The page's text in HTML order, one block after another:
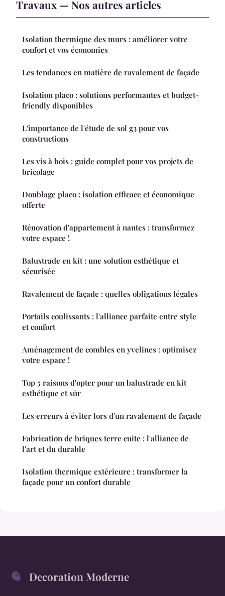
Travaux — Nos autres articles
Isolation thermique des murs : améliorer votre
confort et vos économies
Les tendances en matière de ravalement de façade
Isolation placo : solutions performantes et budget-
friendly disponibles
L'importance de l'étude de sol g3 pour vos
constructions
Les vis à bois : guide complet pour vos projets de
bricolage
Doublage placo : isolation efficace et économique
offerte
Rénovation d'appartement à nantes : transformez
votre espace !
Balustrade en kit : une solution esthétique et
sécurisée
Ravalement de façade : quelles obligations légales
Portails coulissants : l'alliance parfaite entre style
et confort
Aménagement de combles en yvelines : optimisez
votre espace !
Top 5 raisons d'opter pour un balustrade en kit
esthétique et sûr
Les erreurs à éviter lors d'un ravalement de façade
Fabrication de briques terre cuite : l'alliance de
l'art et du durable
Isolation thermique extérieure : transformer la
façade pour un confort durable
Decoration Moderne